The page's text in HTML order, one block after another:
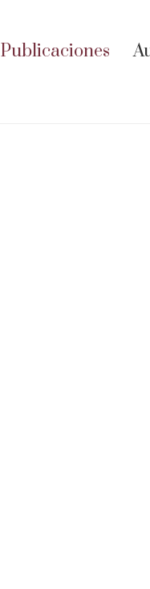
Publicaciones